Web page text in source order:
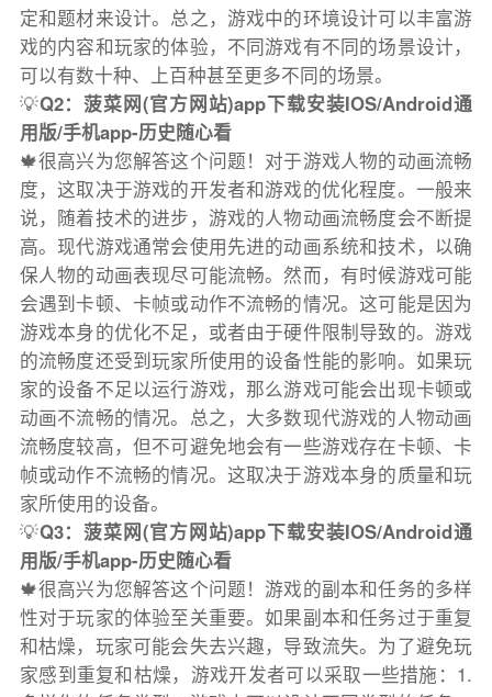
定和题材来设计。总之，游戏中的环境设计可以丰富游
戏的内容和玩家的体验，不同游戏有不同的场景设计，
可以有数十种、上百种甚至更多不同的场景。
💡Q2：菠菜网(官方网站)app下载安装IOS/Android通
用版/手机app-历史随心看
🍁很高兴为您解答这个问题！对于游戏人物的动画流畅
度，这取决于游戏的开发者和游戏的优化程度。一般来
说，随着技术的进步，游戏的人物动画流畅度会不断提
高。现代游戏通常会使用先进的动画系统和技术，以确
保人物的动画表现尽可能流畅。然而，有时候游戏可能
会遇到卡顿、卡帧或动作不流畅的情况。这可能是因为
游戏本身的优化不足，或者由于硬件限制导致的。游戏
的流畅度还受到玩家所使用的设备性能的影响。如果玩
家的设备不足以运行游戏，那么游戏可能会出现卡顿或
动画不流畅的情况。总之，大多数现代游戏的人物动画
流畅度较高，但不可避免地会有一些游戏存在卡顿、卡
帧或动作不流畅的情况。这取决于游戏本身的质量和玩
家所使用的设备。
💡Q3：菠菜网(官方网站)app下载安装IOS/Android通
用版/手机app-历史随心看
🍁很高兴为您解答这个问题！游戏的副本和任务的多样
性对于玩家的体验至关重要。如果副本和任务过于重复
和枯燥，玩家可能会失去兴趣，导致流失。为了避免玩
家感到重复和枯燥，游戏开发者可以采取一些措施：1.